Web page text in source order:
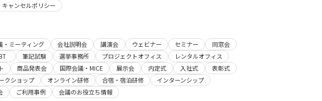
ャンセルポリシー
・ミーティング 会社説明会 講演会 ウェビナー セミナー
同窓会
筆記試験 選挙事務所 プロジェクトオフィス
レンタルオフィス
商品発表会 国際会議・MICE 展示会 内定式 入社式
表彰式
クショップ オンライン研修 合宿・宿泊研修
インターンシップ
ご利用事例 会議のお役立ち情報